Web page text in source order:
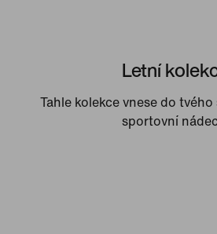
Letní
Tahle kolekce vnese do
sportovní